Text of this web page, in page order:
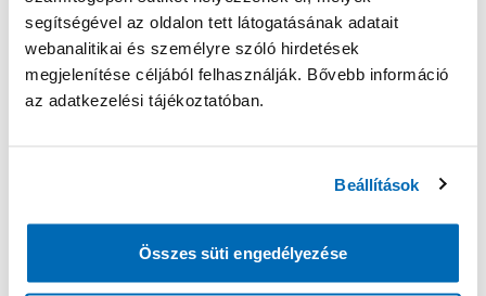
segítségével az oldalon tett látogatásának adatait
webanalitikai és személyre szóló hirdetések
megjelenítése céljából felhasználják. Bővebb információ
az adatkezelési tájékoztatóban.
Beállítások
Összes süti engedélyezése